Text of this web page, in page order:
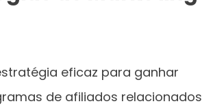
eficaz para ganhar
de afiliados relacionados